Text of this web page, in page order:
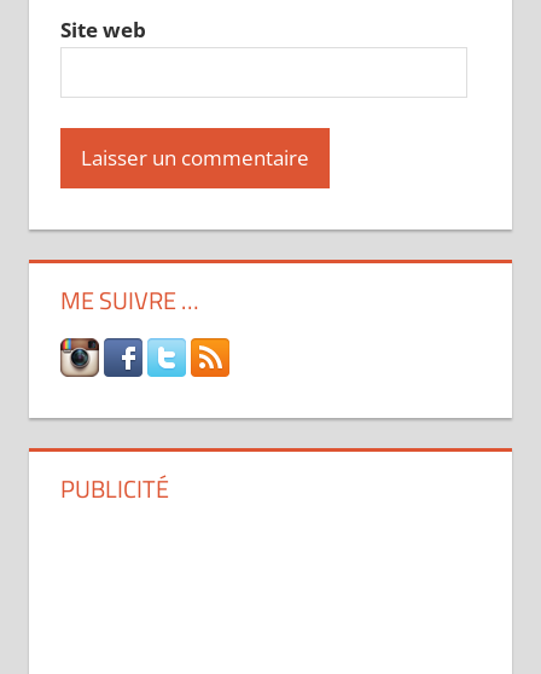
Site web
ME SUIVRE …
PUBLICITÉ